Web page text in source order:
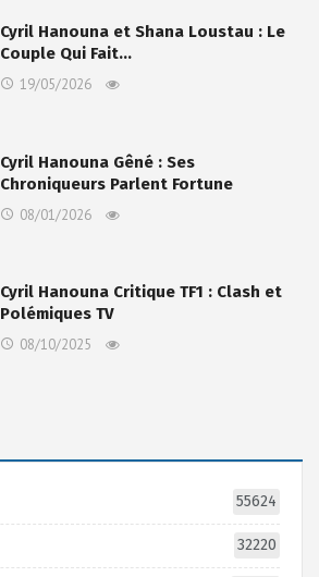
Cyril Hanouna et Shana Loustau : Le
Couple Qui Fait…
19/05/2026
Cyril Hanouna Gêné : Ses
Chroniqueurs Parlent Fortune
08/01/2026
Cyril Hanouna Critique TF1 : Clash et
Polémiques TV
08/10/2025
55624
32220